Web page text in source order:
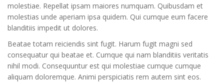
molestiae. Repellat ipsam maiores numquam. Quibusdam et
molestias unde aperiam ipsa quidem. Qui cumque eum facere
blanditiis impedit ut dolores.
Beatae totam reiciendis sint fugit. Harum fugit magni sed
consequatur qui beatae et. Cumque qui nam blanditiis veritatis
nihil modi. Consequuntur est qui molestiae cumque cumque
aliquam doloremque. Animi perspiciatis rem autem sint eos.